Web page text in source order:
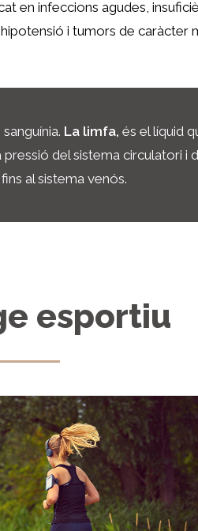
en infeccions agudes,
i tumors de caràcter
La limfa, és el líquid
del sistema circulatori i
al sistema venós.
esportiu